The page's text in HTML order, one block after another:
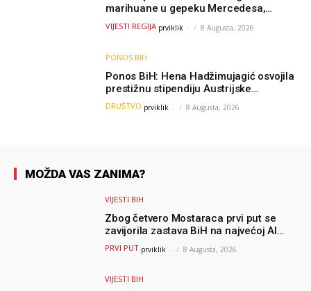
marihuane u gepeku Mercedesa,
policija ga uhapsila na granici
VIJESTI REGIJA prviklik - 8 Augusta, 2026
PONOS BIH
Ponos BiH: Hena Hadžimujagić osvojila
prestižnu stipendiju Austrijske
akademije nauka, njeno istraživanje
moglo bi pomoći djeci širom svijeta
DRUŠTVO prviklik - 8 Augusta, 2026
MOŽDA VAS ZANIMA?
VIJESTI BIH
Zbog četvero Mostaraca prvi put se
zavijorila zastava BiH na najvećoj AI
olimpijadi, a sada je njihov mentor
postao član komiteta Međunarodne
PRVI PUT prviklik - 8 Augusta, 2026
VIJESTI BIH